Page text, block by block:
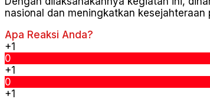
nasional dan meningkatkan kesejahteraan
Apa Reaksi Anda?
+1
0
+1
0
+1